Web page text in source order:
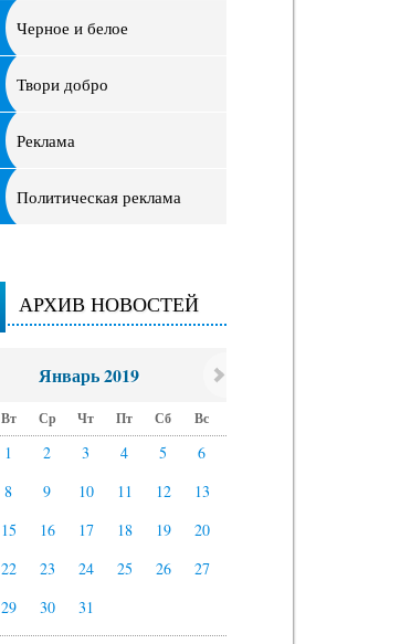
Черное и белое
Твори добро
Реклама
Политическая реклама
АРХИВ НОВОСТЕЙ
Январь 2019
Вт Ср Чт Пт Сб Вс
1 2 3 4 5
6
8 9 10 11 12
13
15 16 17 18 19
20
22 23 24 25 26
27
29 30 31